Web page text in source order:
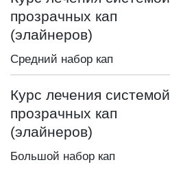
прозрачных кап
(элайнеров)
Средний набор кап
Курс лечения системой
прозрачных кап
(элайнеров)
Большой набор кап